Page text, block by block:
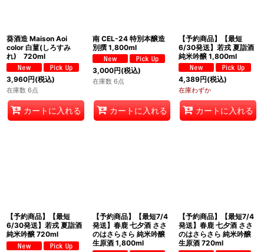
葵酒造 Maison Aoi
color 白菫(しろすみ
れ) 720ml
3,960円(税込)
在庫数 6点
カートに入れる
南 CEL-24 特別本醸造
別撰 1,800ml
3,000円(税込)
在庫数 6点
カートに入れる
【予約商品】【最短
6/30発送】若戎 夏詣酒
純米吟醸 1,800ml
4,389円(税込)
在庫わずか
カートに入れる
【予約商品】【最短
6/30発送】若戎 夏詣酒
純米吟醸 720ml
【予約商品】【最短7/4
発送】春鹿 七夕酒 ささ
のはさらさら 純米吟醸
生原酒 1,800ml
【予約商品】【最短7/4
発送】春鹿 七夕酒 ささ
のはさらさら 純米吟醸
生原酒 720ml